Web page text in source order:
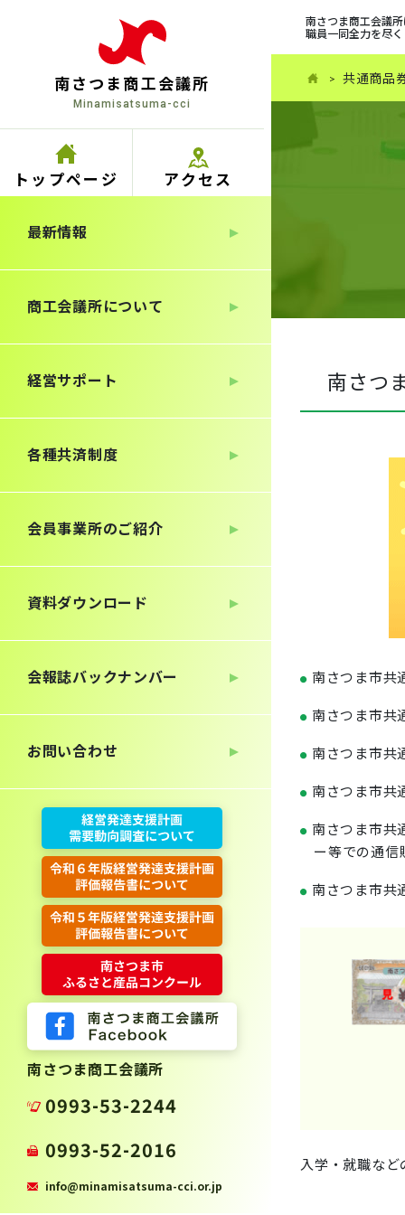
南さつま商工会議所
Minamisatsuma-cci
トップページ アクセス
最新情報
商工会議所について
経営サポート
各種共済制度
会員事業所のご紹介
資料ダウンロード
会報誌バックナンバー
お問い合わせ
南さつま商工会議所
0993-53-2244
0993-52-2016
info@minamisatsuma-cci.or.jp
南さつま商工会議
職員一同全力を尽
共通商品
南さつ
● 南さつま市共
● 南さつま市共
● 南さつま市共
● 南さつま市共
● 南さつま市共
ー等での通信
● 南さつま市共
入学・就職な